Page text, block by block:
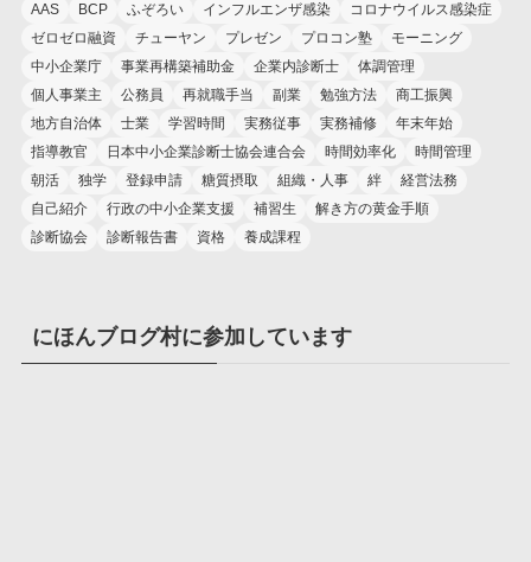
AAS BCP ふぞろい インフルエンザ感染
コロナウイルス感染症
ゼロゼロ融資
チューヤン プレゼン プロコン塾
モーニング
中小企業庁
事業再構築補助金 企業内診断士
体調管理
個人事業主
公務員 再就職手当 副業 勉強方法
商工振興
地方自治体
士業 学習時間 実務従事 実務補修
年末年始
指導教官
日本中小企業診断士協会連合会 時間効率化
時間管理
朝活
独学 登録申請 糖質摂取 組織・人事 絆
経営法務
自己紹介
行政の中小企業支援 補習生
解き方の黄金手順
診断協会
診断報告書 資格 養成課程
にほんブログ村に参加しています